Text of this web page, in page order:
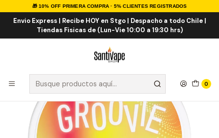
🎁 10% OFF PRIMERA COMPRA · 5% CLIENTES REGISTRADOS
Envio Express | Recibe HOY en Stgo | Despacho a todo Chile |
Tiendas Fisicas de (Lun-Vie 10:00 a 19:30 hrs)
0
Inicio POUCHES Pouches M13 Groovie Guarana